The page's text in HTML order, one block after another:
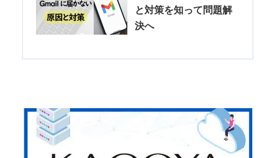
と対策を知って問題解
決へ